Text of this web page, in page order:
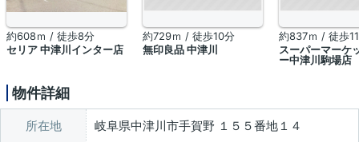
約608ｍ / 徒歩8分
セリア 中津川インター店
約729ｍ / 徒歩10分
無印良品 中津川
約837ｍ / 徒歩
スーパーマーケ
ー中津川駒場店
物件詳細
所在地 岐阜県中津川市手賀野 １５５番地１４